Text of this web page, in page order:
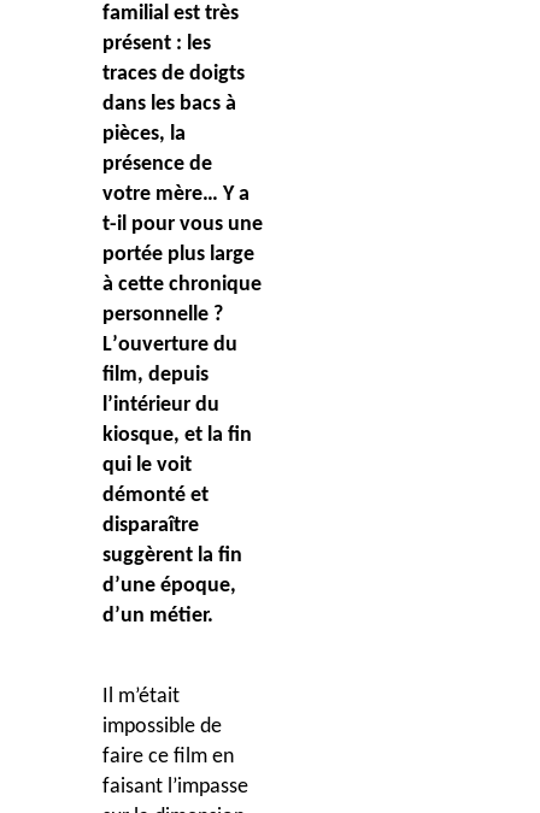
familial est très
présent : les
traces de doigts
dans les bacs à
pièces, la
présence de
votre mère… Y a
t-il pour vous une
portée plus large
à cette chronique
personnelle ?
L’ouverture du
film, depuis
l’intérieur du
kiosque, et la fin
qui le voit
démonté et
disparaître
suggèrent la fin
d’une époque,
d’un métier.
Il m’était
impossible de
faire ce film en
faisant l’impasse